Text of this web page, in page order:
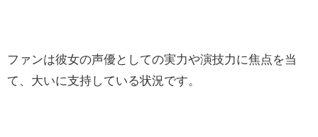
ファンは彼女の声優としての実力や演技力に焦点を当
て、大いに支持している状況です。